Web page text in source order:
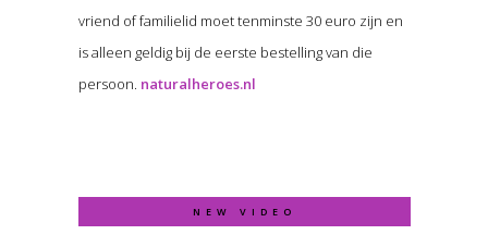
vriend of familielid moet tenminste 30 euro zijn en
is alleen geldig bij de eerste bestelling van die
persoon. naturalheroes.nl
NEW VIDEO